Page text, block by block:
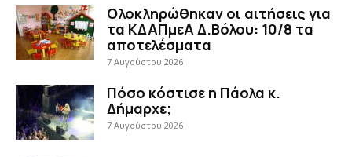
Ολοκληρώθηκαν οι αιτήσεις για
τα ΚΔΑΠμεΑ Δ.Βόλου: 10/8 τα
αποτελέσματα
7 Αυγούστου 2026
Πόσο κόστισε η Πάολα κ.
Δήμαρχε;
7 Αυγούστου 2026